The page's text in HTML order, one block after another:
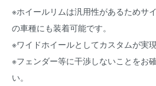
※ホイールリムは汎用性があるためサ
の車種にも装着可能です。
※ワイドホイールとしてカスタムが実
※フェンダー等に干渉しないことをお
い。